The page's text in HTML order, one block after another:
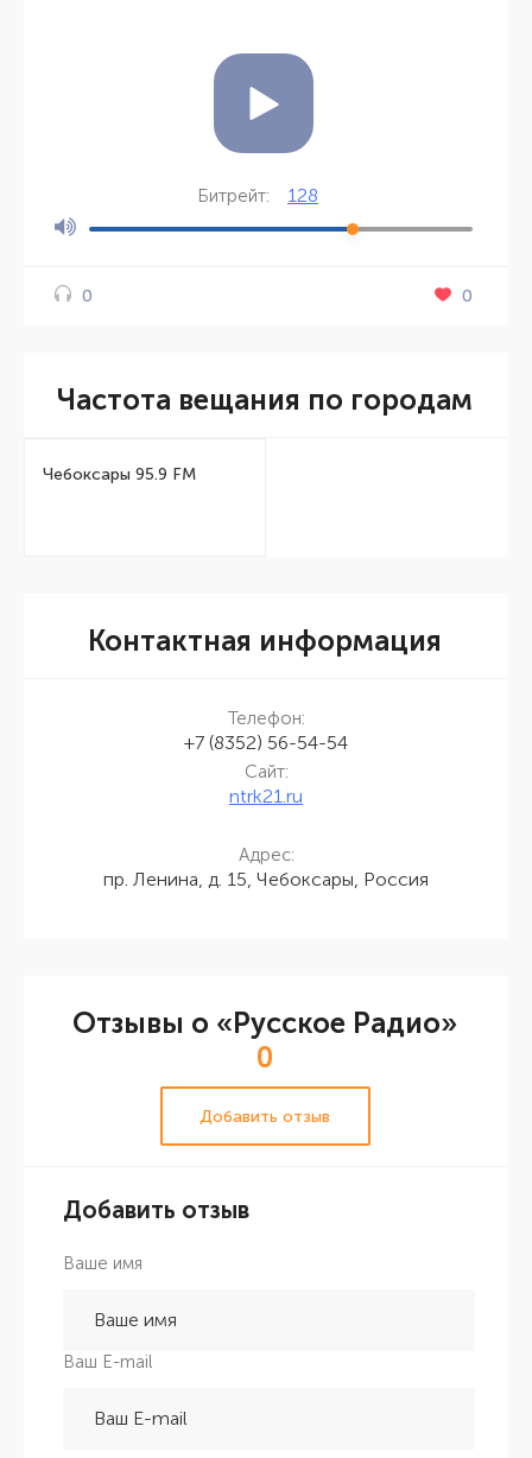
Битрейт: 128
0 0
Частота вещания по городам
Чебоксары 95.9 FM
Контактная информация
Телефон:
+7 (8352) 56-54-54
Сайт:
ntrk21.ru
Адрес:
пр. Ленина, д. 15, Чебоксары, Россия
Отзывы о «Русское Радио»
0
Добавить отзыв
Добавить отзыв
Ваше имя
Ваш E-mail